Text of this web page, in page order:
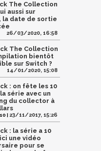
The Collection
aussi sur
la date de sortie
26/03/2020, 16:58
The Collection
bientôt
sur Switch ?
14/01/2020, 15:08
: on fête les 10
série avec un
du collector à
10 | 23/11/2017, 15:26
: la série a 10
une vidéo
pour se